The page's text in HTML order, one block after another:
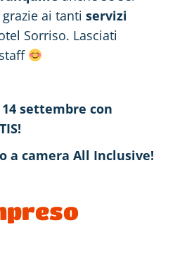
ai tanti servizi
Sorriso. Lasciati
settembre con
a camera All Inclusive!